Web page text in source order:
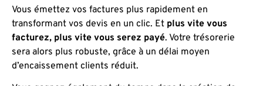
Vous émettez vos factures plus rapidement en
transformant vos devis en un clic. Et plus vite vous
facturez, plus vite vous serez payé. Votre trésorerie
sera alors plus robuste, grâce à un délai moyen
d’encaissement clients réduit.